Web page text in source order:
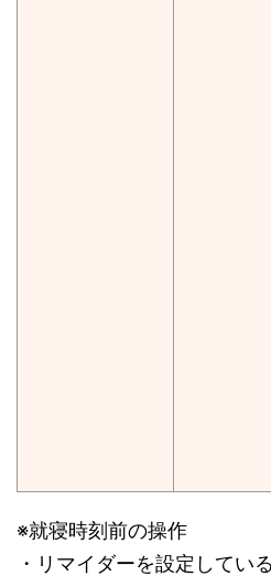
※就寝時刻前の操作
・リマイダーを設定してい